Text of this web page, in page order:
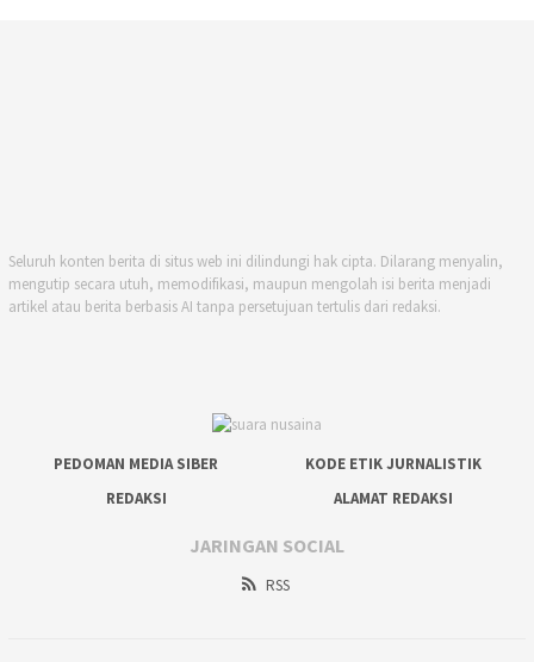
Seluruh konten berita di situs web ini dilindungi hak cipta. Dilarang menyalin,
mengutip secara utuh, memodifikasi, maupun mengolah isi berita menjadi
artikel atau berita berbasis AI tanpa persetujuan tertulis dari redaksi.
PEDOMAN MEDIA SIBER
KODE ETIK JURNALISTIK
REDAKSI
ALAMAT REDAKSI
JARINGAN SOCIAL
RSS